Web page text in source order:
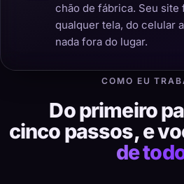
chão de fábrica. Seu
qualquer tela, do celular
nada fora do lugar.
COMO EU
Do primeiro
cinco passos, e
de